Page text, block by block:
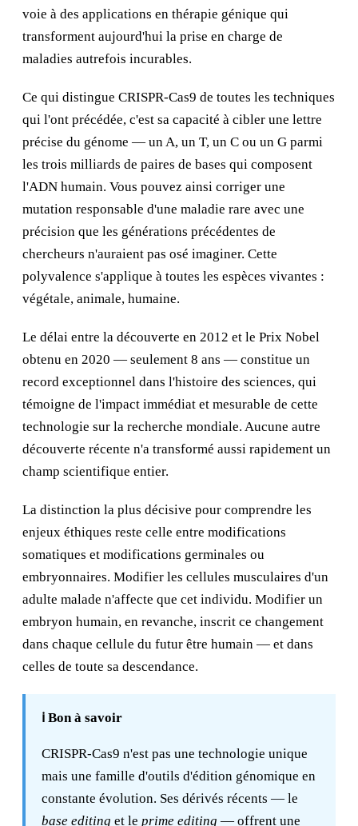
voie à des applications en thérapie génique qui
transforment aujourd'hui la prise en charge de
maladies autrefois incurables.
Ce qui distingue CRISPR-Cas9 de toutes les techniques
qui l'ont précédée, c'est sa capacité à cibler une lettre
précise du génome — un A, un T, un C ou un G parmi
les trois milliards de paires de bases qui composent
l'ADN humain. Vous pouvez ainsi corriger une
mutation responsable d'une maladie rare avec une
précision que les générations précédentes de
chercheurs n'auraient pas osé imaginer. Cette
polyvalence s'applique à toutes les espèces vivantes :
végétale, animale, humaine.
Le délai entre la découverte en 2012 et le Prix Nobel
obtenu en 2020 — seulement 8 ans — constitue un
record exceptionnel dans l'histoire des sciences, qui
témoigne de l'impact immédiat et mesurable de cette
technologie sur la recherche mondiale. Aucune autre
découverte récente n'a transformé aussi rapidement un
champ scientifique entier.
La distinction la plus décisive pour comprendre les
enjeux éthiques reste celle entre modifications
somatiques et modifications germinales ou
embryonnaires. Modifier les cellules musculaires d'un
adulte malade n'affecte que cet individu. Modifier un
embryon humain, en revanche, inscrit ce changement
dans chaque cellule du futur être humain — et dans
celles de toute sa descendance.
ℹ️ Bon à savoir
CRISPR-Cas9 n'est pas une technologie unique
mais une famille d'outils d'édition génomique en
constante évolution. Ses dérivés récents — le
base editing et le prime editing — offrent une